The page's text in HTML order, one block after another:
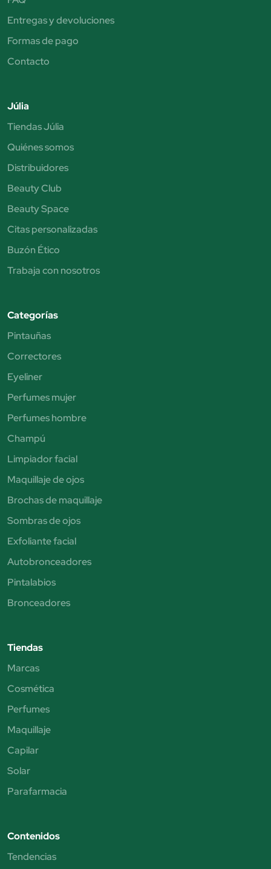
Entregas y devoluciones
Formas de pago
Contacto
Júlia
Tiendas Júlia
Quiénes somos
Distribuidores
Beauty Club
Beauty Space
Citas personalizadas
Buzón Ético
Trabaja con nosotros
Categorías
Pintauñas
Correctores
Eyeliner
Perfumes mujer
Perfumes hombre
Champú
Limpiador facial
Maquillaje de ojos
Brochas de maquillaje
Sombras de ojos
Exfoliante facial
Autobronceadores
Pintalabios
Bronceadores
Tiendas
Marcas
Cosmética
Perfumes
Maquillaje
Capilar
Solar
Parafarmacia
Contenidos
Tendencias